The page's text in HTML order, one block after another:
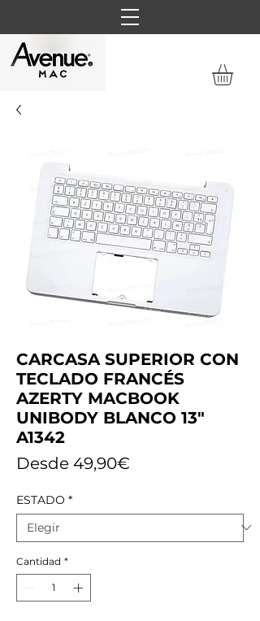
CARCASA SUPERIOR CON
TECLADO FRANCÉS
AZERTY MACBOOK
UNIBODY BLANCO 13"
A1342
Desde 49,90€
ESTADO *
Cantidad *